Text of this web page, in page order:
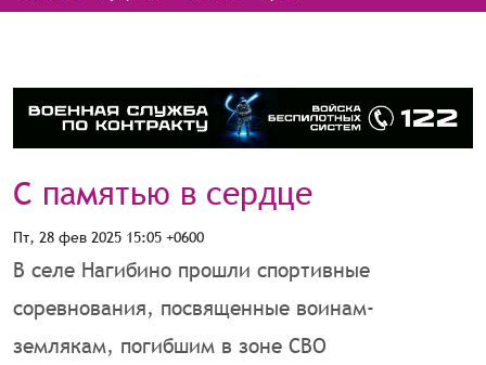
С памятью в сердце
Пт, 28 фев 2025 15:05 +0600
В селе Нагибино прошли спортивные
соревнования, посвященные воинам-
землякам, погибшим в зоне СВО